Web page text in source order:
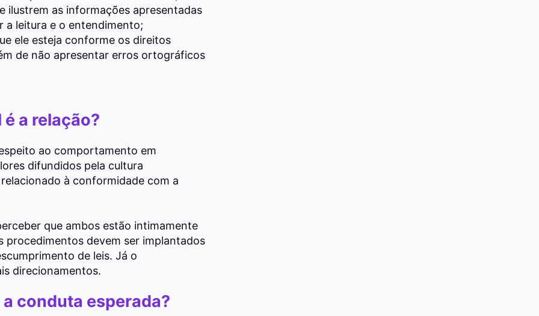
ilustrem as informações apresentadas
a leitura e o entendimento;
ele esteja conforme os direitos
de não apresentar erros ortográficos
a relação?
ao comportamento em
difundidos pela cultura
à conformidade com a
que ambos estão intimamente
procedimentos devem ser implantados
de leis. Já o
direcionamentos.
conduta esperada?